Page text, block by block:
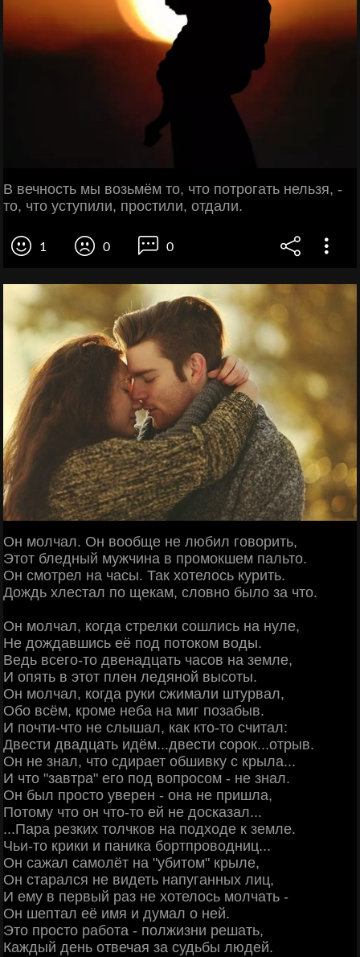
В вечность мы возьмём то, что потрогать нельзя, -
то, что уступили, простили, отдали.
1 0 0
Он молчал. Он вообще не любил говорить,
Этот бледный мужчина в промокшем пальто.
Он смотрел на часы. Так хотелось курить.
Дождь хлестал по щекам, словно было за что.
Он молчал, когда стрелки сошлись на нуле,
Не дождавшись её под потоком воды.
Ведь всего-то двенадцать часов на земле,
И опять в этот плен ледяной высоты.
Он молчал, когда руки сжимали штурвал,
Обо всём, кроме неба на миг позабыв.
И почти-что не слышал, как кто-то считал:
Двести двадцать идём...двести сорок...отрыв.
Он не знал, что сдирает обшивку с крыла...
И что "завтра" его под вопросом - не знал.
Он был просто уверен - она не пришла,
Потому что он что-то ей не досказал...
...Пара резких толчков на подходе к земле.
Чьи-то крики и паника бортпроводниц...
Он сажал самолёт на "убитом" крыле,
Он старался не видеть напуганных лиц,
И ему в первый раз не хотелось молчать -
Он шептал её имя и думал о ней.
Это просто работа - полжизни решать,
Каждый день отвечая за судьбы людей.